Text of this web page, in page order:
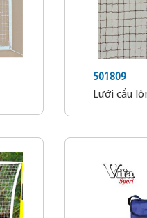
501809
Lưới cầu